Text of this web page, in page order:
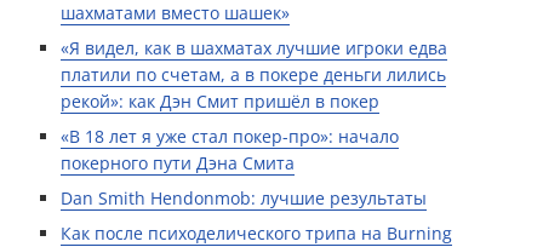
шахматами вместо шашек»
«Я видел, как в шахматах лучшие игроки едва
платили по счетам, а в покере деньги лились
рекой»: как Дэн Смит пришёл в покер
«В 18 лет я уже стал покер-про»: начало
покерного пути Дэна Смита
Dan Smith Hendonmob: лучшие результаты
Как после психоделического трипа на Burning